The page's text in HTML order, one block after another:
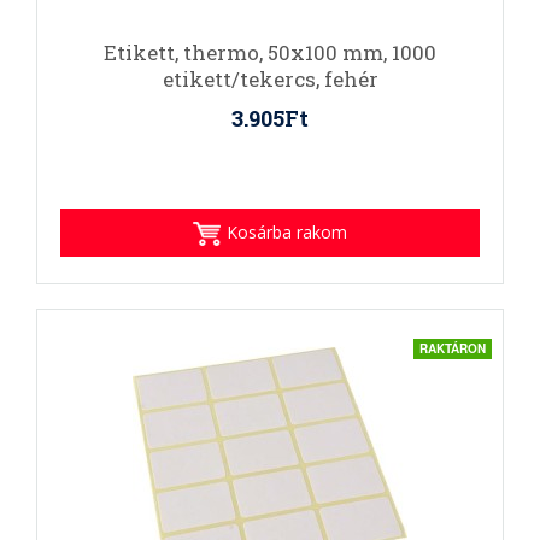
Etikett, thermo, 50x100 mm, 1000
etikett/tekercs, fehér
3.905Ft
Kosárba rakom
RAKTÁRON